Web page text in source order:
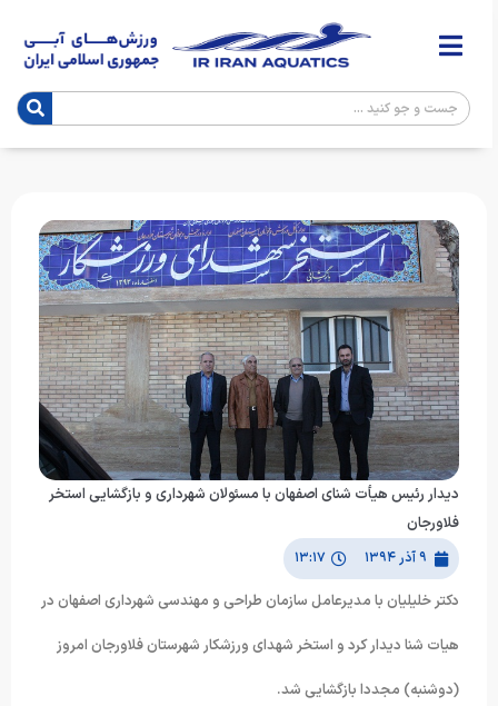
دیدار رئیس هیأت شنای اصفهان با مسئولان شهرداری و بازگشایی استخر
فلاورجان
۹ آذر ۱۳۹۴ ۱۳:۱۷
دکتر خلیلیان با مدیرعامل سازمان طراحی و مهندسی شهرداری اصفهان در
هیات شنا دیدار کرد و استخر شهدای ورزشکار شهرستان فلاورجان امروز
(دوشنبه) مجددا بازگشایی شد.